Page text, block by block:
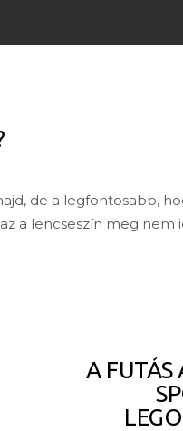
de a legfontosabb,
a lencseszín meg nem
A FUTÁS